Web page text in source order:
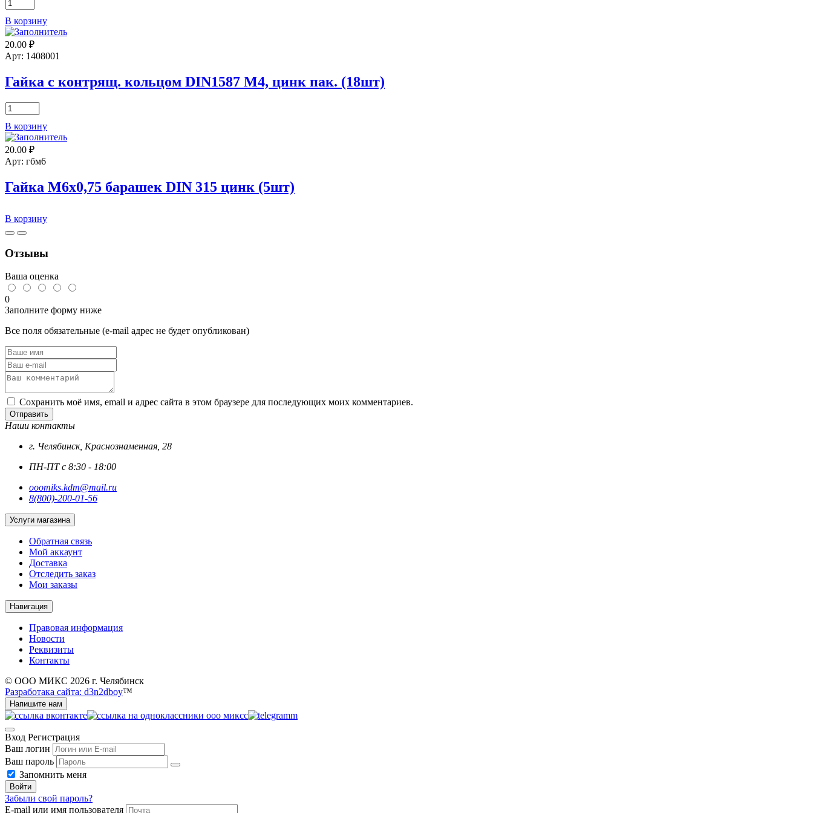
товара
Гайка
М6-
Р
1,0
934,
цинк
В корзину
20.00 ₽
Арт: 1408001
Гайка с контрящ. кольцом DIN1587 М4, цинк пак. (18шт)
Количество
товара
Гайка
с
контрящ.
кольцом
М4,
цинк
(18шт)
В корзину
20.00 ₽
Арт: гбм6
Гайка М6х0,75 барашек DIN 315 цинк (5шт)
товара
Гайка
барашек
315
цинк
(5шт)
В корзину
Отзывы
Ваша оценка
0
Заполните форму ниже
Все поля обязательные (e-mail адрес не будет опубликован)
Сохранить моё имя, email и адрес сайта в этом браузере для последующих моих комментариев.
Отправить
Наши контакты
г. Челябинск, Краснознаменная, 28
ПН-ПТ с 8:30 - 18:00
ooomiks.kdm@mail.ru
8(800)-200-01-56
Услуги магазина
Обратная связь
Мой аккаунт
Доставка
Отследить заказ
Мои заказы
Навигация
Правовая информация
Новости
Реквизиты
Контакты
© ООО МИКС 2026 г. Челябинск
Разработака сайта: d3n2dboy™
Напишите нам
Вход Регистрация
Ваш логин
Ваш пароль
Запомнить меня
Войти
Забыли свой пароль?
E-mail или имя пользователя